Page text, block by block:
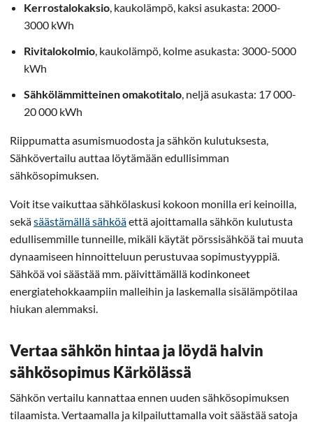
Kerrostalokaksio, kaukolämpö, kaksi asukasta: 2000-
3000 kWh
Rivitalokolmio, kaukolämpö, kolme asukasta: 3000-5000
kWh
Sähkölämmitteinen omakotitalo, neljä asukasta: 17 000-
20 000 kWh
Riippumatta asumismuodosta ja sähkön kulutuksesta,
Sähkövertailu auttaa löytämään edullisimman
sähkösopimuksen.
Voit itse vaikuttaa sähkölaskusi kokoon monilla eri keinoilla,
sekäsäästämällä sähköäettä ajoittamalla sähkön kulutusta
edullisemmille tunneille, mikäli käytät pörssisähköä tai muuta
dynaamiseen hinnoitteluun perustuvaa sopimustyyppiä.
Sähköä voi säästää mm. päivittämällä kodinkoneet
energiatehokkaampiin malleihin ja laskemalla sisälämpötilaa
hiukan alemmaksi.
Vertaa sähkön hintaa ja löydä halvin
sähkösopimus Kärkölässä
Sähkön vertailu kannattaa ennen uuden sähkösopimuksen
tilaamista. Vertaamalla ja kilpailuttamalla voit säästää satoja